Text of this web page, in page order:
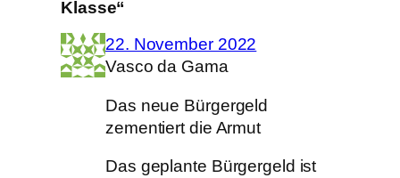
Klasse“
22. November 2022
Vasco da Gama
Das neue Bürgergeld
zementiert die Armut
Das geplante Bürgergeld ist